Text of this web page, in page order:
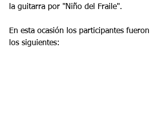
la guitarra por "Niño del Fraile".
En esta ocasión los participantes fueron
los siguientes: